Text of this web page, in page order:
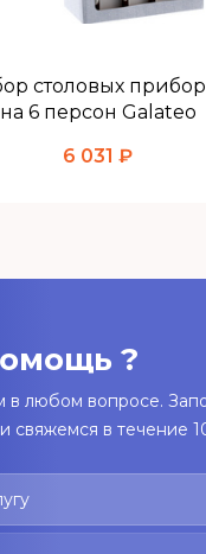
столовых
на 6 персон Galateo
6 031 ₽
?
любом вопросе.
свяжемся в течение